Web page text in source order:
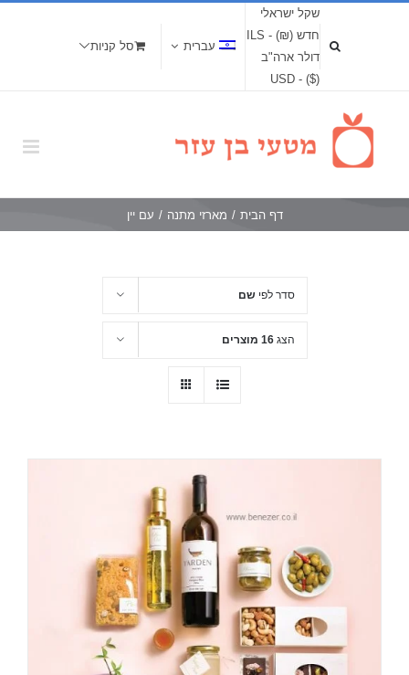
שקל ישראלי
חדש (₪) - ILS
דולר ארה"ב
($) - USD
עברית סל קניות
דף הבית / מארזי מתנה / עם יין
סדר לפישם
הצג16 מוצרים